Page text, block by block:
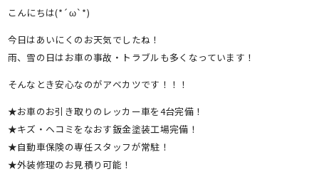
こんにちは(*´ω`*)
今日はあいにくのお天気でしたね！
雨、雪の日はお車の事故・トラブルも多くなっています！
そんなとき安心なのがアベカツです！！！
★お車のお引き取りのレッカー車を4台完備！
★キズ・ヘコミをなおす鈑金塗装工場完備！
★自動車保険の専任スタッフが常駐！
★外装修理のお見積り可能！